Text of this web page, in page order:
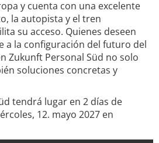
y cuenta con una excelente
la autopista y el tren
su acceso. Quienes deseen
a la configuración del futuro del
Zukunft Personal Süd no solo
soluciones concretas y
tendrá lugar en 2 días de
12. mayo 2027 en